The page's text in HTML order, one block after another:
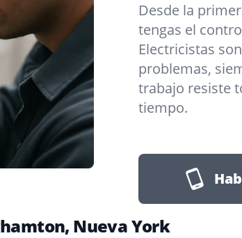
Desde la
tengas el
Electricistas
problemas,
trabajo resiste
tiempo.
Nueva York